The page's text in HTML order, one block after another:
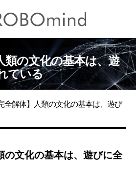
類の文化の基本は、遊
ている
全解体】人類の文化の基本は、遊び
の文化の基本は、遊びに全